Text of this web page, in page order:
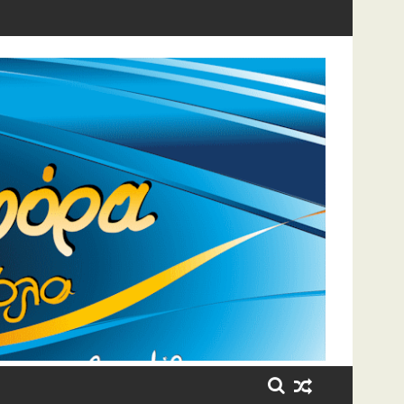
τα κλάματα!